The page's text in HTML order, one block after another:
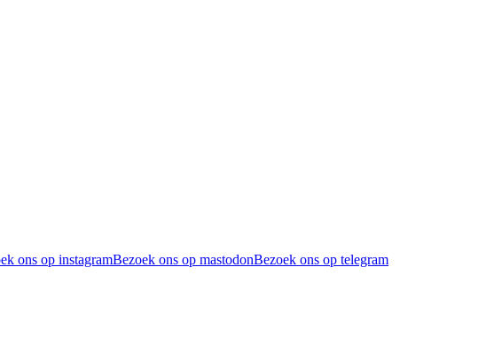
ons op instagramBezoek ons op mastodonBezoek ons op telegram